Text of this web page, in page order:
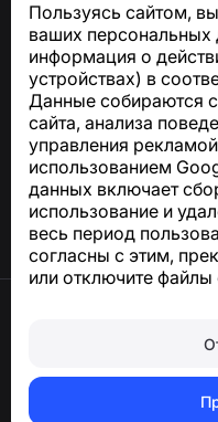
Пользуясь сайтом,
ваших
информация о
устройствах) в
Данные собираются
сайта, анализа
управления
использованием
данных включает
использование и
весь период
согласны с этим,
или отключите
Для запросов по
Центр поддержки
Новости и статьи
О проекте
Контакты
Удалить аккаунт и